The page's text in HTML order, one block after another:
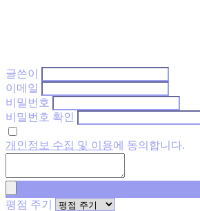
글쓴이
이메일
비밀번호
비밀번호 확인
개인정보 수집 및 이용에 동의합니다.
평점 주기